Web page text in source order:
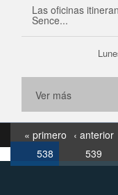
Las oficinas
Sence...
Ver más
« primero ‹ anterior
538
539